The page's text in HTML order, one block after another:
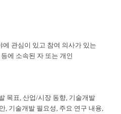
관심이 있고 참여 의사가 있는
에 소속된 자 또는 개인
목표, 산업/시장 동향, 기술개발
, 기술개발 필요성, 주요 연구 내용,